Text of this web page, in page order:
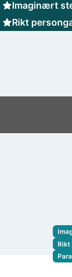
Imaginært
Rikt
Rikt